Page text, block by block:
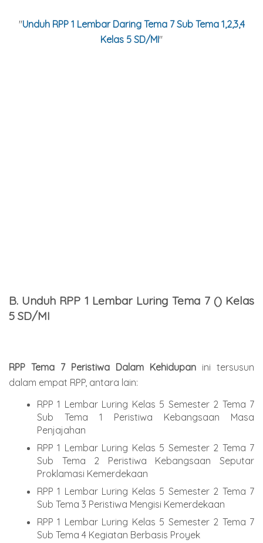
"Unduh RPP 1 Lembar Daring Tema 7 Sub Tema 1,2,3,4
Kelas 5 SD/MI"
B. Unduh RPP 1 Lembar Luring Tema 7 () Kelas
5 SD/MI
RPP Tema 7 Peristiwa Dalam Kehidupan ini tersusun
dalam empat RPP, antara lain:
RPP 1 Lembar Luring Kelas 5 Semester 2 Tema 7
Sub Tema 1 Peristiwa Kebangsaan Masa
Penjajahan
RPP 1 Lembar Luring Kelas 5 Semester 2 Tema 7
Sub Tema 2 Peristiwa Kebangsaan Seputar
Proklamasi Kemerdekaan
RPP 1 Lembar Luring Kelas 5 Semester 2 Tema 7
Sub Tema 3 Peristiwa Mengisi Kemerdekaan
RPP 1 Lembar Luring Kelas 5 Semester 2 Tema 7
Sub Tema 4 Kegiatan Berbasis Proyek